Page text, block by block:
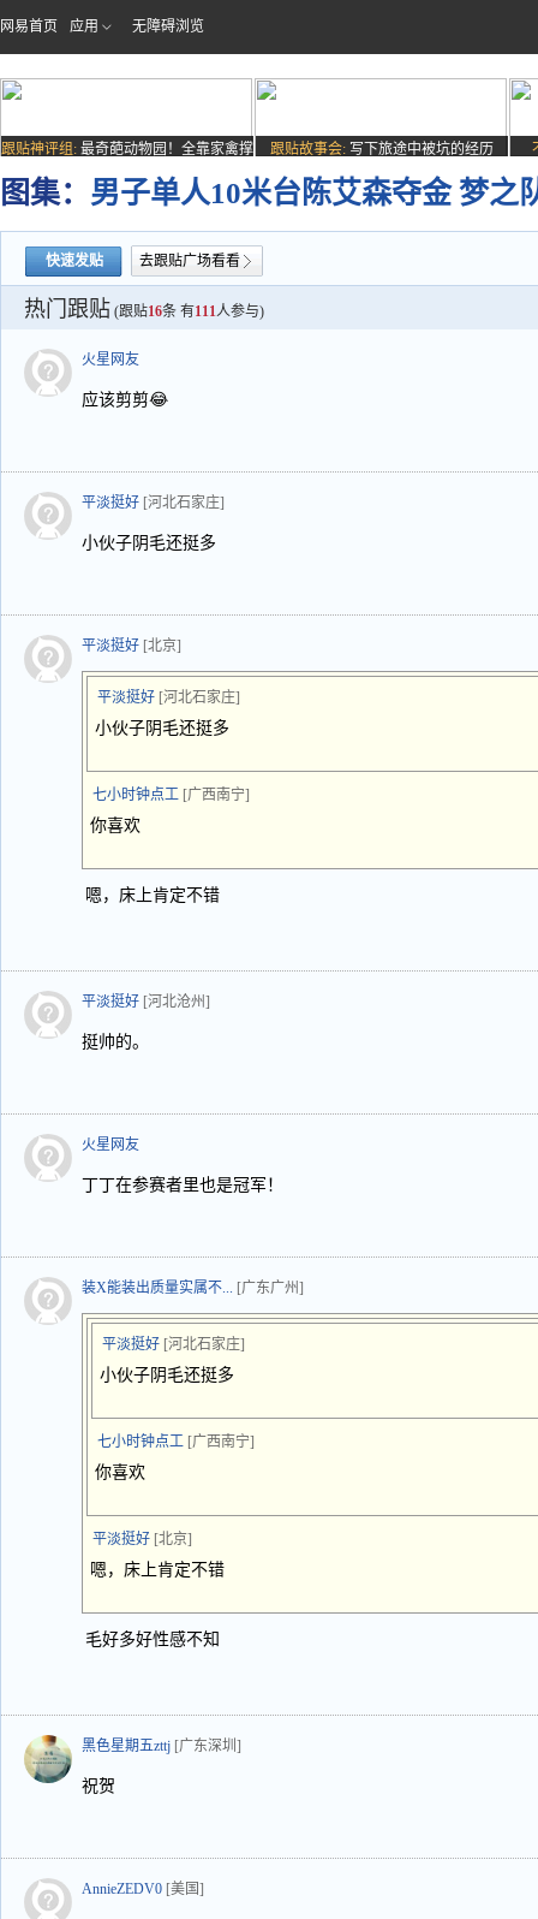
网易首页 应用 无障碍浏览
跟贴神评组: 最奇葩动物园！全靠家禽撑
场子
跟贴故事会: 写下旅途中被坑的经历
图集： 男子单人10米台陈艾森夺金 梦之
快速发贴 去跟贴广场看看
热门跟贴 (跟贴16条 有111人参与)
火星网友
应该剪剪😂
平淡挺好 [河北石家庄]
小伙子阴毛还挺多
平淡挺好 [北京]
平淡挺好 [河北石家庄]
小伙子阴毛还挺多
七小时钟点工 [广西南宁]
你喜欢
嗯，床上肯定不错
平淡挺好 [河北沧州]
挺帅的。
火星网友
丁丁在参赛者里也是冠军！
装X能装出质量实属不... [广东广州]
平淡挺好 [河北石家庄]
小伙子阴毛还挺多
七小时钟点工 [广西南宁]
你喜欢
平淡挺好 [北京]
嗯，床上肯定不错
毛好多好性感不知
黑色星期五zttj [广东深圳]
祝贺
AnnieZEDV0 [美国]